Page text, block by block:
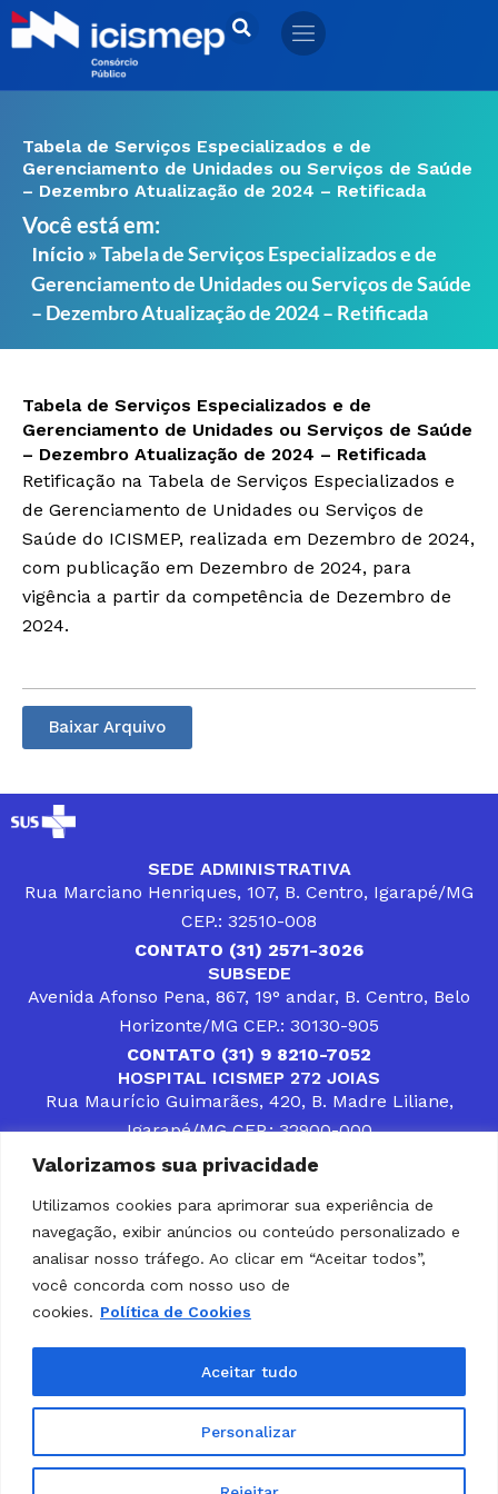
Valorizamos sua privacidade
Utilizamos cookies para aprimorar sua experiência de
navegação, exibir anúncios ou conteúdo personalizado e
analisar nosso tráfego. Ao clicar em “Aceitar todos”,
você concorda com nosso uso de
cookies. Política de Cookies
Personalizar
Aceitar tudo
Ir
para
Tabela de Serviços Especializados e de
Gerenciamento de Unidades ou Serviços de Saúde
– Dezembro Atualização de 2024 – Retificada
Você está em:
Início »Tabela de Serviços Especializados e de
Gerenciamento de Unidades ou Serviços de Saúde
– Dezembro Atualização de 2024 – Retificada
Tabela de Serviços Especializados e de
Gerenciamento de Unidades ou Serviços de Saúde
– Dezembro Atualização de 2024 – Retificada
Retificação na Tabela de Serviços Especializados e
de Gerenciamento de Unidades ou Serviços de
Saúde do ICISMEP, realizada em Dezembro de 2024,
com publicação em Dezembro de 2024, para
vigência a partir da competência de Dezembro de
2024.
Baixar Arquivo
SEDE ADMINISTRATIVA
Rua Marciano Henriques, 107, B. Centro, Igarapé/MG
CEP.: 32510-008
CONTATO (31) 2571-3026
SUBSEDE
Avenida Afonso Pena, 867, 19° andar, B. Centro, Belo
Horizonte/MG CEP.: 30130-905
CONTATO (31) 9 8210-7052
HOSPITAL ICISMEP 272 JOIAS
Rua Maurício Guimarães, 420, B. Madre Liliane,
Igarapé/MG CEP.: 32900-000
CONTATOS (31) 3512-4400 ou (31) 9 8309-8660
DESENVOLVER SOLUÇÕES, AÇÕES E SERVIÇOS
PÚBLICOS QUE COMPLEMENTEM A ASSISTÊNCIA À
POPULAÇÃO DA REGIÃO EM QUE ATUA, SENDO
PARCEIRO DOS MUNICÍPIOS CONSORCIADOS NA
SOLUÇÃO DE DIFICULDADES ENFRENTADAS POR
GESTORES MUNICIPAIS, É O COMPROMISSO DO
ICISMEP.
Home Institucional Municípios
Portal da Integridade
LGPD